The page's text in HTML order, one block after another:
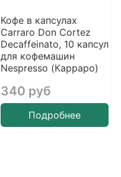
Кофе в капсулах
Carraro Don Cortez
Decaffeinato, 10 капсул
для кофемашин
Nespresso (Карраро)
340 руб
Подробнее